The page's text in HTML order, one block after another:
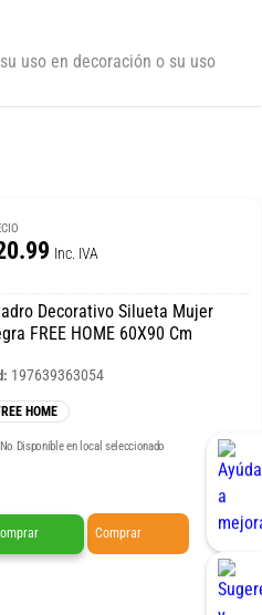
uso en decoración o su uso
Inc. IVA
Decorativo Silueta Mujer
FREE HOME 60X90 Cm
197639363054
HOME
No Disponible en local seleccionado
Comprar